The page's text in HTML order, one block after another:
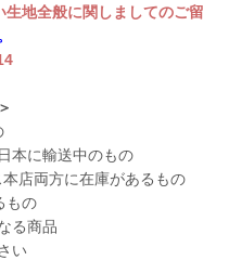
生地全般に関しましてのご留
本に輸送中のもの
店両方に在庫があるもの
もの
る商品
い